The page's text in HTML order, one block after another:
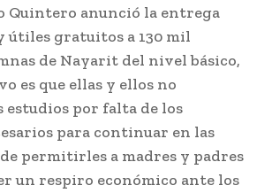
Quintero anunció la entrega
útiles gratuitos a 130 mil
de Nayarit del nivel básico,
es que ellas y ellos no
estudios por falta de los
para continuar en las
de permitirles a madres y padres
un respiro económico ante los